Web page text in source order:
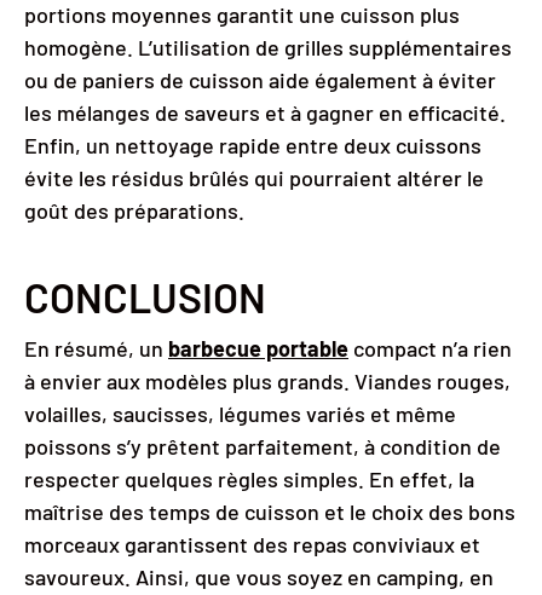
portions moyennes garantit une cuisson plus
homogène. L’utilisation de grilles supplémentaires
ou de paniers de cuisson aide également à éviter
les mélanges de saveurs et à gagner en efficacité.
Enfin, un nettoyage rapide entre deux cuissons
évite les résidus brûlés qui pourraient altérer le
goût des préparations.
CONCLUSION
En résumé, un barbecue portable compact n’a rien
à envier aux modèles plus grands. Viandes rouges,
volailles, saucisses, légumes variés et même
poissons s’y prêtent parfaitement, à condition de
respecter quelques règles simples. En effet, la
maîtrise des temps de cuisson et le choix des bons
morceaux garantissent des repas conviviaux et
savoureux. Ainsi, que vous soyez en camping, en